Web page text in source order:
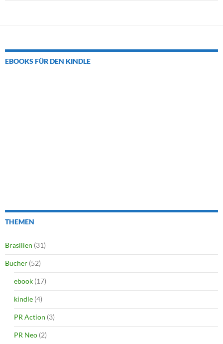
EBOOKS FÜR DEN KINDLE
THEMEN
Brasilien (31)
Bücher (52)
ebook (17)
kindle (4)
PR Action (3)
PR Neo (2)